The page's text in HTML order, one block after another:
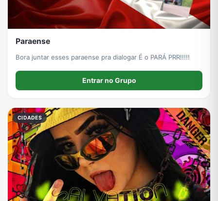
Paraense
Bora juntar esses paraense pra dialogar É o PARÁ PRR!!!!!
Entrar no Grupo
CIDADES